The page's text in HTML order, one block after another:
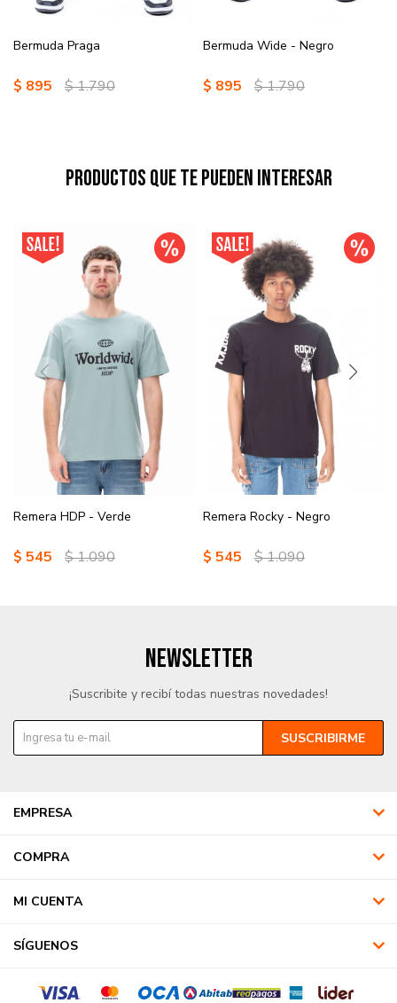
Bermuda Praga
$ 895 $1.790
Bermuda Wide - Negro
$ 895 $1.790
Productos que te pueden interesar
Remera HDP - Verde
$ 545 $1.090
Remera Rocky - Negro
$ 545 $1.090
EMPRESA
COMPRA
MI CUENTA
SÍGUENOS
NEWSLETTER
¡Suscribite y recibí todas nuestras novedades!
SUSCRIBIRME